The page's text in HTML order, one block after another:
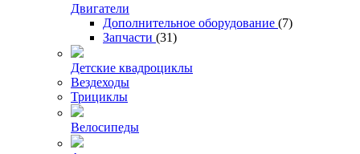
Двигатели
Дополнительное оборудование (7)
Запчасти (31)
Детские квадроциклы
Вездеходы
Трициклы
Велосипеды